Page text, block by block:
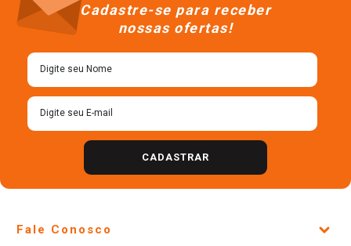
Cadastre-se para receber
nossas ofertas!
CADASTRAR
Fale Conosco